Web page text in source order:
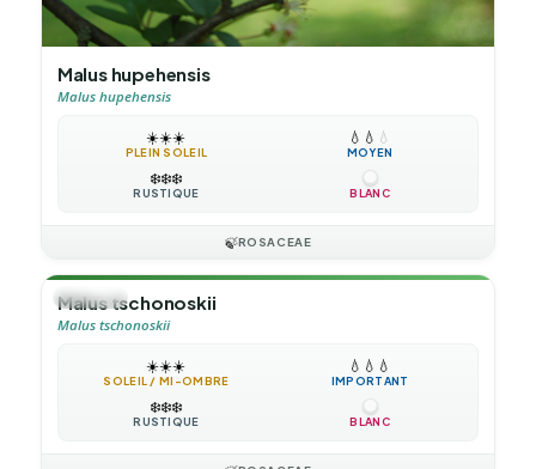
Malus hupehensis
Malus hupehensis
☀️☀️☀️
PLEIN SOLEIL
💧 💧 💧
MOYEN
❄️❄️❄️
RUSTIQUE BLANC
🍃ROSACEAE
🌳ARBRE
Malus tschonoskii
Malus tschonoskii
☀️☀️☀️
SOLEIL / MI-OMBRE
💧 💧 💧
IMPORTANT
❄️❄️❄️
RUSTIQUE BLANC